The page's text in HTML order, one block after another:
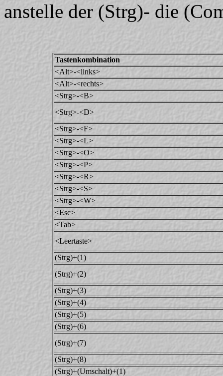
anstelle der (Strg)- die
Tastenkombination
<Alt>-<links>
<Alt>-<rechts>
<Strg>-<B>
<Strg>-<D>
<Strg>-<F>
<Strg>-<L>
<Strg>-<O>
<Strg>-<P>
<Strg>-<R>
<Strg>-<S>
<Strg>-<W>
<Esc>
<Tab>
<Leertaste>
(Strg)+(1)
(Strg)+(2)
(Strg)+(3)
(Strg)+(4)
(Strg)+(5)
(Strg)+(6)
(Strg)+(7)
(Strg)+(8)
(Strg)+(Umschalt)+(1)